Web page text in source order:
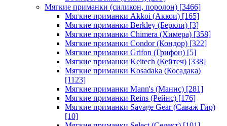
Мягкие приманки (силикон, поролон) [3466]
Мягкие приманки Akkoi (Аккои) [165]
Мягкие приманки Berkley (Беркли) [3]
Мягкие приманки Chimera (Химера) [358]
Мягкие приманки Condor (Кондор) [322]
Мягкие приманки Grifon (Грифон) [5]
Мягкие приманки Keitech (Кейтеч) [338]
Мягкие приманки Kosadaka (Косадака)
[1123]
Мягкие приманки Mann's (Маннс) [281]
Мягкие приманки Reins (Рейнс) [176]
Мягкие приманки Savage Gear (Саваж Гир)
[10]